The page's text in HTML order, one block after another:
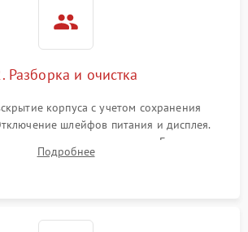
Разборка и очистка
корпуса с учетом сохранения
шлейфов питания и дисплея.
плат от окислов и пыли. Бережная
объектива специализированными
Подробнее